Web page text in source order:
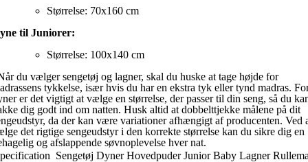
Størrelse: 70x160 cm
til Juniorer:
Størrelse: 100x140 cm
du vælger sengetøj og lagner, skal du huske at tage højde for
tykkelse, især hvis du har en ekstra tyk eller tynd madras.
er det vigtigt at vælge en størrelse, der passer til din seng, så du
dig godt ind om natten. Husk altid at dobbelttjekke målene på dit
da der kan være variationer afhængigt af producenten. Ved
det rigtige sengeudstyr i den korrekte størrelse kan du sikre dig en
og afslappende søvnoplevelse hver nat.
Sengetøj Dyner Hovedpuder Junior Baby Lagner